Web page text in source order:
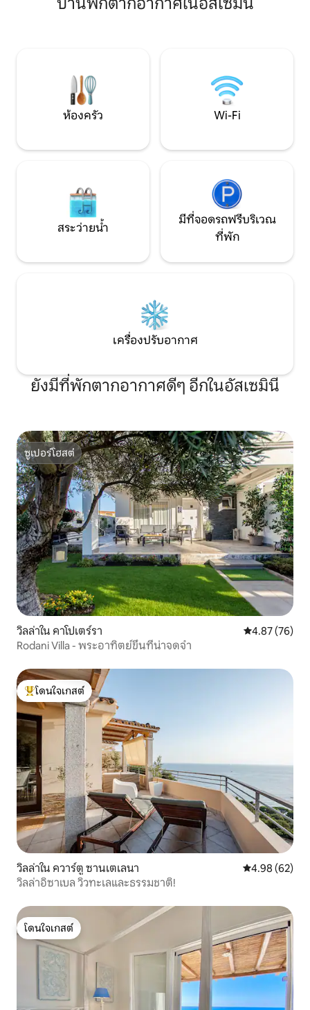
ถึงหาดโปเอตโตโ
ห้องครัว Wi-Fi
สระว่ายน้ำ
มีที่จอดรถฟรีบริเวณ
ที่พัก
เครื่องปรับอากาศ
ยังมีที่พักตากอากาศดีๆ อีกในอัสเซมินี
ซูเปอร์โฮสต์
ซูเปอร์โฮสต์
วิลล่าใน คาโปเตร์รา คะแนนเฉลี่ย
4.87 (76)
Rodani Villa - พระอาทิตย์ขึ้นที่น่าจดจำ
โดนใจเกสต์ที่สุด
โดนใจเกสต์
วิลล่าใน ควาร์ตู ซานเตเลนา คะแนนเฉลี่ย
4.98 (62)
วิลล่าอิซาเบล วิวทะเลและธรรมชาติ!
โดนใจเกสต์
โดนใจเกสต์